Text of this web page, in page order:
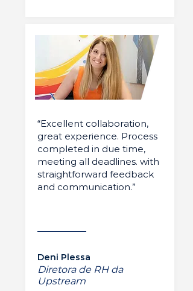
“Excellent collaboration,
great experience. Process
completed in due time,
meeting all deadlines. with
straightforward feedback
and communication.”
Deni Plessa
Diretora de RH da
Upstream